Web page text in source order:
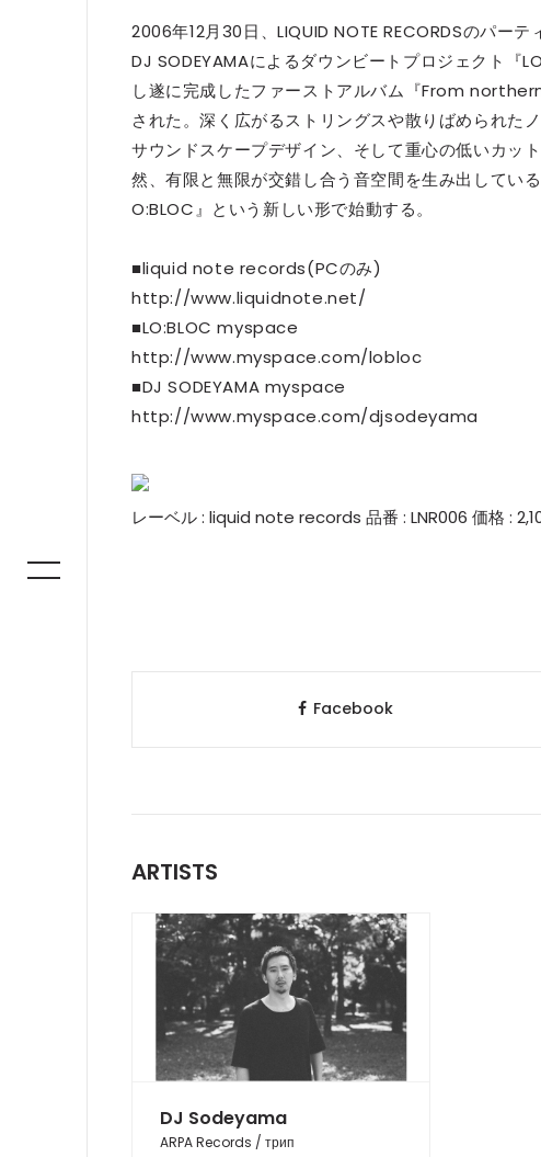
2006年12月30日、LIQUID NOTE RECORDSのパー
DJ SODEYAMAによるダウンビートプロジェクト『
し遂に完成したファーストアルバム『From
された。深く広がるストリングスや散りばめられた
サウンドスケープデザイン、そして重心の低いカッ
然、有限と無限が交錯し合う音空間を生み出してい
O:BLOC』という新しい形で始動する。
■liquid note records(PCのみ)
http://www.liquidnote.net/
■LO:BLOC myspace
http://www.myspace.com/lobloc
■DJ SODEYAMA myspace
http://www.myspace.com/djsodeyama
レーベル : liquid note records 品番 : LNR006 価格 :
Facebook
ARTISTS
DJ Sodeyama
ARPA Records / трип